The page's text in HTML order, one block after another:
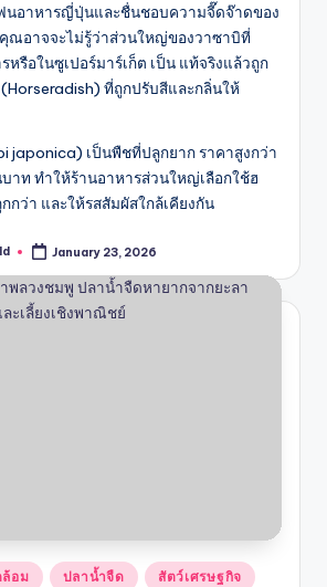
อาหารญี่ปุ่นและชื่นชอบความจี๊ดจ๊าดของ
ณอาจจะไม่รู้ว่าส่วนใหญ่ของวาซาบิที่
หรือในซูเปอร์มาร์เก็ต เป็น แท้จริงแล้วถูก
ที่ถูกปรับสีและกลิ่นให้
japonica) เป็นพืชที่ปลูกยาก ราคาสูงกว่า
าท ทำให้ร้านอาหารส่วนใหญ่เลือกใช้ฮ
กว่า และให้รสสัมผัสใกล้เคียงกัน
January 23, 2026
ล้อม ปลาน้ำจืด สัตว์เศรษฐกิจ